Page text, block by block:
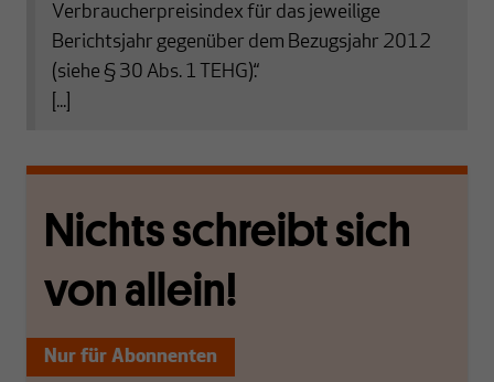
Verbraucherpreisindex für das jeweilige
Berichtsjahr gegenüber dem Bezugsjahr 2012
(siehe § 30 Abs. 1 TEHG).“
[...]
Nichts schreibt sich
von allein!
Nur für Abonnenten